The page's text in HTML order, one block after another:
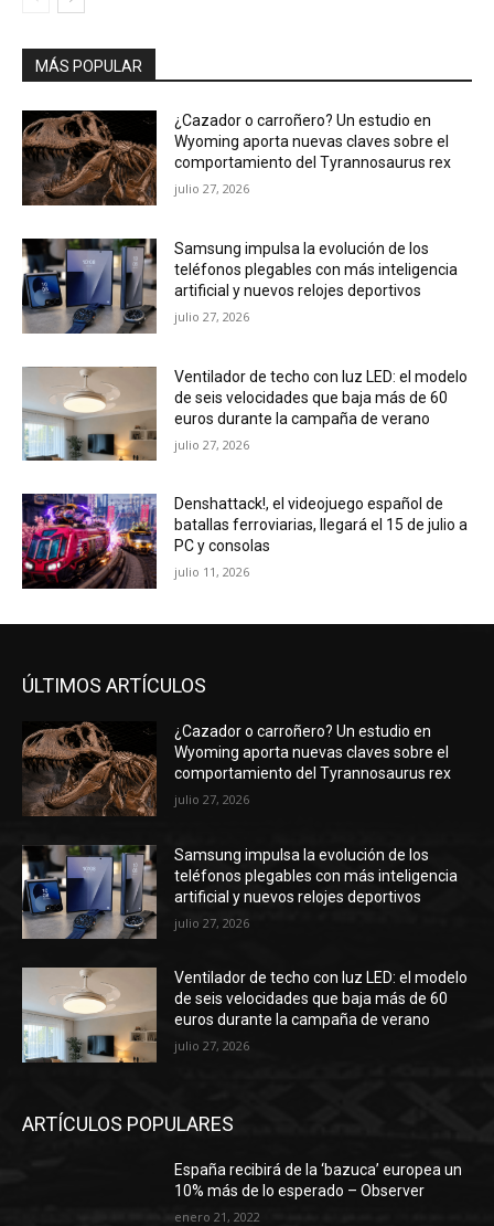
MÁS POPULAR
¿Cazador o carroñero? Un estudio en
Wyoming aporta nuevas claves sobre el
comportamiento del Tyrannosaurus rex
julio 27, 2026
Samsung impulsa la evolución de los
teléfonos plegables con más inteligencia
artificial y nuevos relojes deportivos
julio 27, 2026
Ventilador de techo con luz LED: el modelo
de seis velocidades que baja más de 60
euros durante la campaña de verano
julio 27, 2026
Denshattack!, el videojuego español de
batallas ferroviarias, llegará el 15 de julio a
PC y consolas
julio 11, 2026
ÚLTIMOS ARTÍCULOS
¿Cazador o carroñero? Un estudio en
Wyoming aporta nuevas claves sobre el
comportamiento del Tyrannosaurus rex
julio 27, 2026
Samsung impulsa la evolución de los
teléfonos plegables con más inteligencia
artificial y nuevos relojes deportivos
julio 27, 2026
Ventilador de techo con luz LED: el modelo
de seis velocidades que baja más de 60
euros durante la campaña de verano
julio 27, 2026
ARTÍCULOS POPULARES
España recibirá de la ‘bazuca’ europea un
10% más de lo esperado – Observer
enero 21, 2022